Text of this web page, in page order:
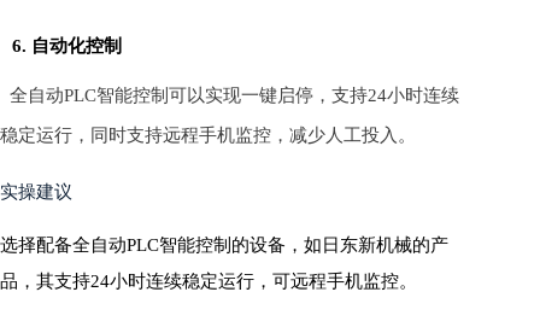
6. 自动化控制
全自动PLC智能控制可以实现一键启停，支持24小时连续
稳定运行，同时支持远程手机监控，减少人工投入。
实操建议
选择配备全自动PLC智能控制的设备，如日东新机械的产
品，其支持24小时连续稳定运行，可远程手机监控。